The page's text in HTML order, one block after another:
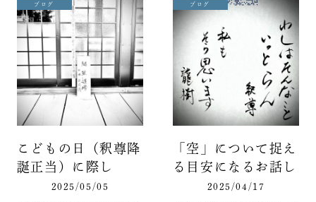
ブログ
こどもの日（釈尊降
誕正当）に際し
2025/05/05
ブログ
「空」について捉え
る目安になるお話し
2025/04/17